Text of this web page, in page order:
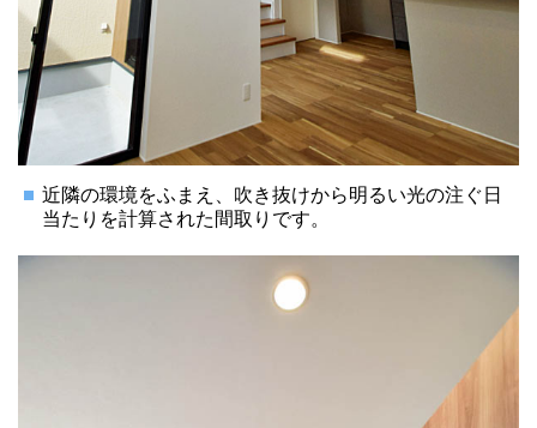
近隣の環境をふまえ、吹き抜けから明るい光の注ぐ日
当たりを計算された間取りです。